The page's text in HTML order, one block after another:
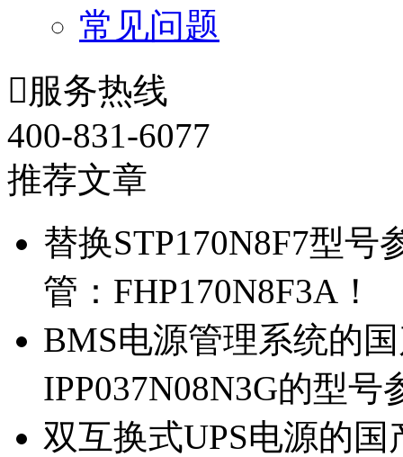
常见问题
服务热线
400-831-6077
推荐文章
替换STP170N8F7型
管：FHP170N8F3A！
BMS电源管理系统的
IPP037N08N3G的型号
双互换式UPS电源的